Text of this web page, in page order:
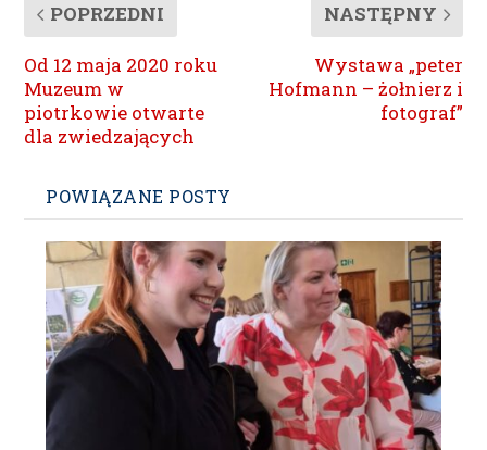
POPRZEDNI
Od 12 maja 2020 roku
Muzeum w
piotrkowie otwarte
dla zwiedzających
NASTĘPNY
Wystawa „peter
Hofmann – żołnierz i
fotograf”
POWIĄZANE POSTY